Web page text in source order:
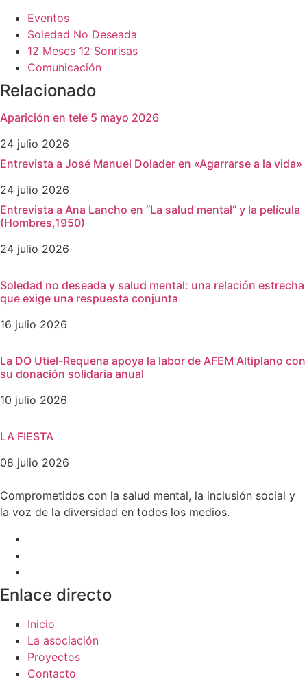
Eventos
Soledad No Deseada
12 Meses 12 Sonrisas
Comunicación
Relacionado
Aparición en tele 5 mayo 2026
24 julio 2026
Entrevista a José Manuel Dolader en «Agarrarse a la vida»
24 julio 2026
Entrevista a Ana Lancho en “La salud mental” y la película
(Hombres,1950)
24 julio 2026
Soledad no deseada y salud mental: una relación estrecha
que exige una respuesta conjunta
16 julio 2026
La DO Utiel-Requena apoya la labor de AFEM Altiplano con
su donación solidaria anual
10 julio 2026
LA FIESTA
08 julio 2026
Comprometidos con la salud mental, la inclusión social y
la voz de la diversidad en todos los medios.
Enlace directo
Inicio
La asociación
Proyectos
Contacto